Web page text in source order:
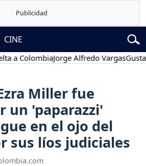
CINE
Jorge Alfredo VargasGustavo
Miller fue
un 'paparazzi'
en el ojo del
sus líos judiciales